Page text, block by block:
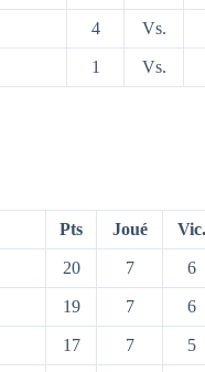
4 Vs.
1 Vs.
Pts Joué Vic.
20 7 6
19 7 6
17 7 5